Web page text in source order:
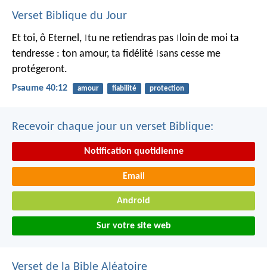
Verset Biblique du Jour
Et toi, ô Eternel, tu ne retiendras pas
loin de moi ta
tendresse : ton amour, ta fidélité sans cesse me
protégeront.
Psaume 40:12 amour fiabilité protection
Recevoir chaque jour un verset Biblique:
Notification quotidienne
Email
Android
Sur votre site web
Verset de la Bible Aléatoire